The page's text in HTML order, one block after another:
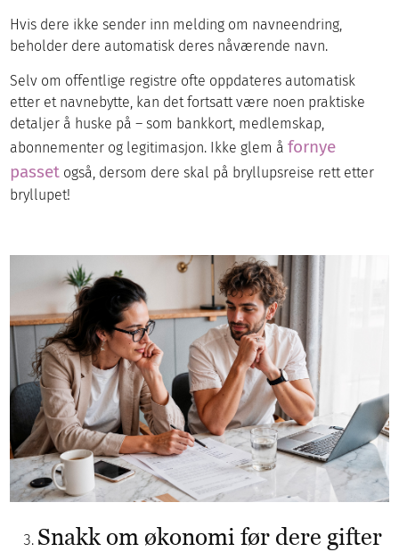
Hvis dere ikke sender inn melding om navneendring,
beholder dere automatisk deres nåværende navn.
Selv om offentlige registre ofte oppdateres automatisk
etter et navnebytte, kan det fortsatt være noen praktiske
detaljer å huske på – som bankkort, medlemskap,
abonnementer og legitimasjon. Ikke glem åfornye
passet også, dersom dere skal på bryllupsreise rett etter
bryllupet!
Snakk om økonomi før dere gifter